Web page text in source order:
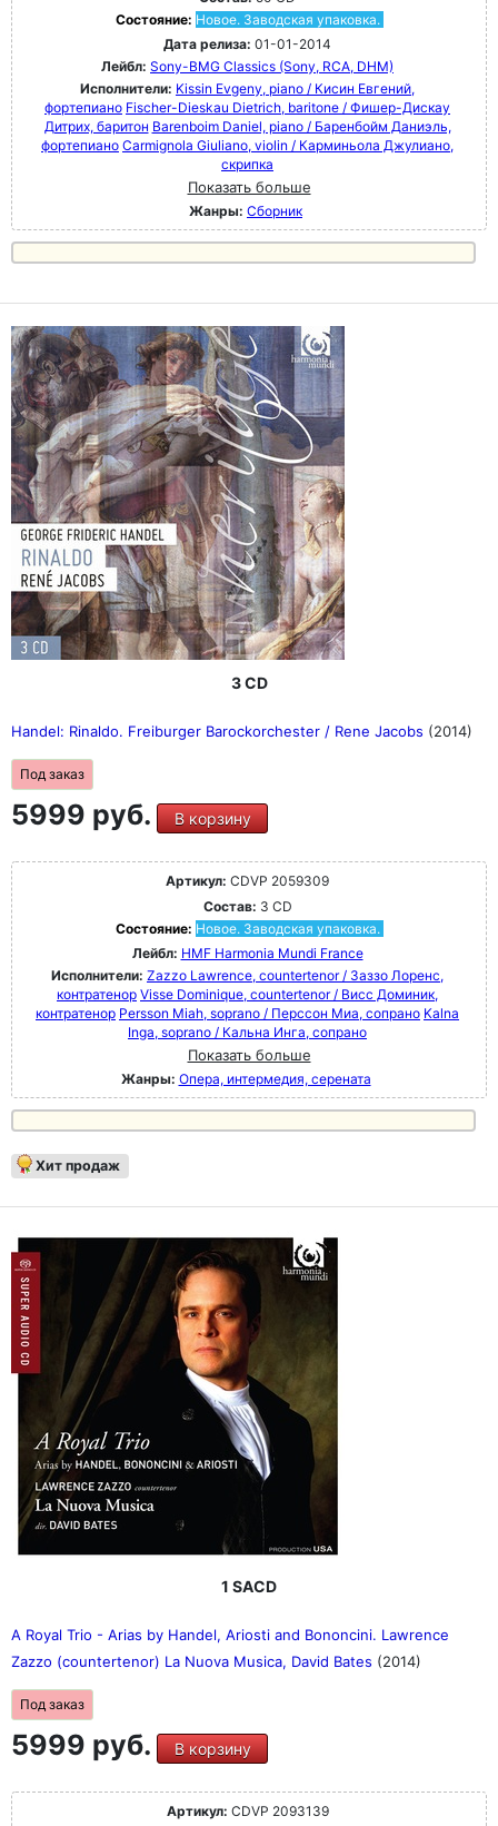
Состояние: Новое. Заводская упаковка.
Дата релиза: 01-01-2014
Лейбл: Sony-BMG Classics (Sony, RCA, DHM)
Исполнители: Kissin Evgeny, piano / Кисин Евгений,
фортепиано Fischer-Dieskau Dietrich, baritone / Фишер-Дискау
Дитрих, баритон Barenboim Daniel, piano / Баренбойм Даниэль,
фортепиано Carmignola Giuliano, violin / Карминьола Джулиано,
скрипка
Показать больше
Жанры: Сборник
3 CD
Handel: Rinaldo. Freiburger Barockorchester / Rene Jacobs (2014)
Под заказ
5999 руб. В корзину
Артикул: CDVP 2059309
Состав: 3 CD
Состояние: Новое. Заводская упаковка.
Лейбл: HMF Harmonia Mundi France
Исполнители: Zazzo Lawrence, countertenor / Заззо Лоренс,
контратенор Visse Dominique, countertenor / Висс Доминик,
контратенор Persson Miah, soprano / Перссон Миа, сопрано Kalna
Inga, soprano / Кальна Инга, сопрано
Показать больше
Жанры: Опера, интермедия, серената
Хит продаж
1 SACD
A Royal Trio - Arias by Handel, Ariosti and Bononcini. Lawrence
Zazzo (countertenor) La Nuova Musica, David Bates (2014)
Под заказ
5999 руб. В корзину
Артикул: CDVP 2093139